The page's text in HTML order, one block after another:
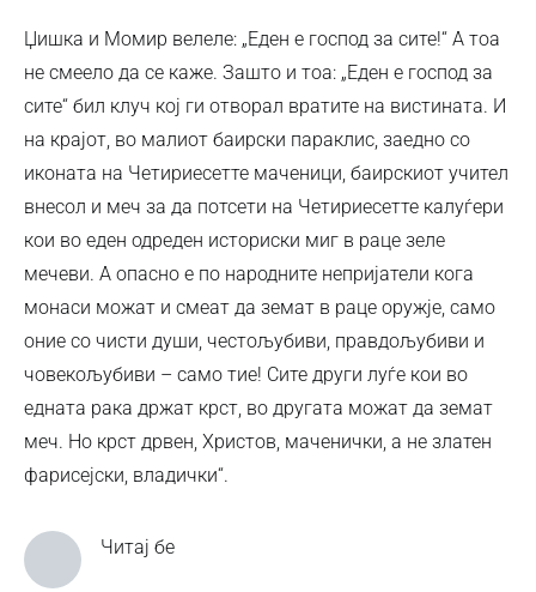
Џишка и Момир велеле: „Еден е господ за сите!“ А тоа
не смеело да се каже. Зашто и тоа: „Еден е господ за
сите“ бил клуч кој ги отворал вратите на вистината. И
на крајот, во малиот баирски параклис, заедно со
иконата на Четириесетте маченици, баирскиот учител
внесол и меч за да потсети на Четириесетте калуѓери
кои во еден одреден историски миг в раце зеле
мечеви. А опасно е по народните непријатели кога
монаси можат и смеат да земат в раце оружје, само
оние со чисти души, честољубиви, правдољубиви и
човекољубиви – само тие! Сите други луѓе кои во
едната рака држат крст, во другата можат да земат
меч. Но крст дрвен, Христов, маченички, а не златен
фарисејски, владички“.
Читај бе